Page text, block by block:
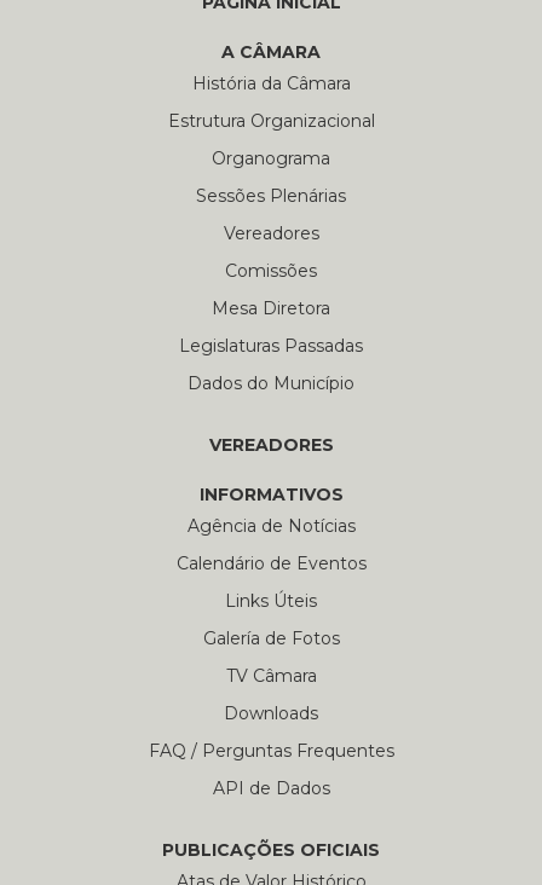
A CÂMARA
História da Câmara
Estrutura Organizacional
Organograma
Sessões Plenárias
Vereadores
Comissões
Mesa Diretora
Legislaturas Passadas
Dados do Município
VEREADORES
INFORMATIVOS
Agência de Notícias
Calendário de Eventos
Links Úteis
Galería de Fotos
TV Câmara
Downloads
FAQ / Perguntas Frequentes
API de Dados
PUBLICAÇÕES OFICIAIS